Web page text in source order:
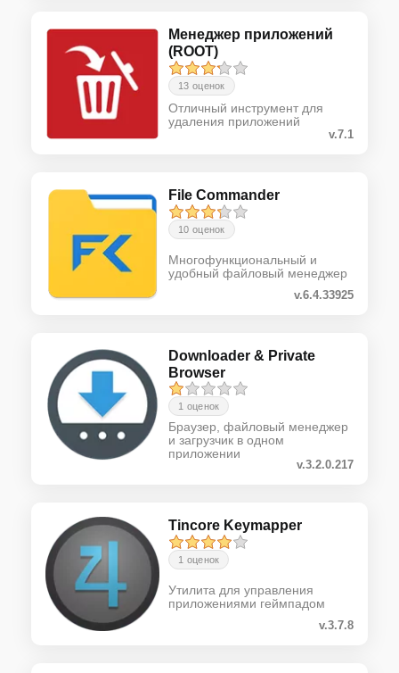
Менеджер приложений
(ROOT)
13 оценок
Отличный инструмент для
удаления приложений
v.7.1
File Commander
10 оценок
Многофункциональный и
удобный файловый менеджер
v.6.4.33925
Downloader & Private
Browser
1 оценок
Браузер, файловый менеджер
и загрузчик в одном
приложении
v.3.2.0.217
Tincore Keymapper
1 оценок
Утилита для управления
приложениями геймпадом
v.3.7.8